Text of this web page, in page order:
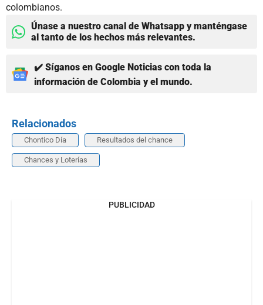
colombianos.
Únase a nuestro canal de Whatsapp y manténgase
al tanto de los hechos más relevantes.
✔️ Síganos en Google Noticias con toda la
información de Colombia y el mundo.
Relacionados
Chontico Día Resultados del chance
Chances y Loterías
PUBLICIDAD